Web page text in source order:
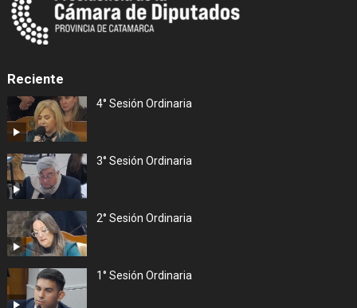
Reciente
4° Sesión Ordinaria
3° Sesión Ordinaria
2° Sesión Ordinaria
1° Sesión Ordinaria